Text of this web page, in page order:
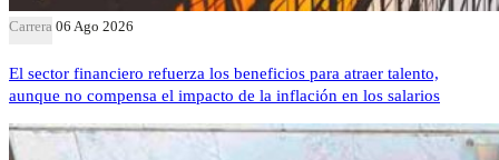
Carrera 06 Ago 2026
El sector financiero refuerza los beneficios para atraer talento,
aunque no compensa el impacto de la inflación en los salarios